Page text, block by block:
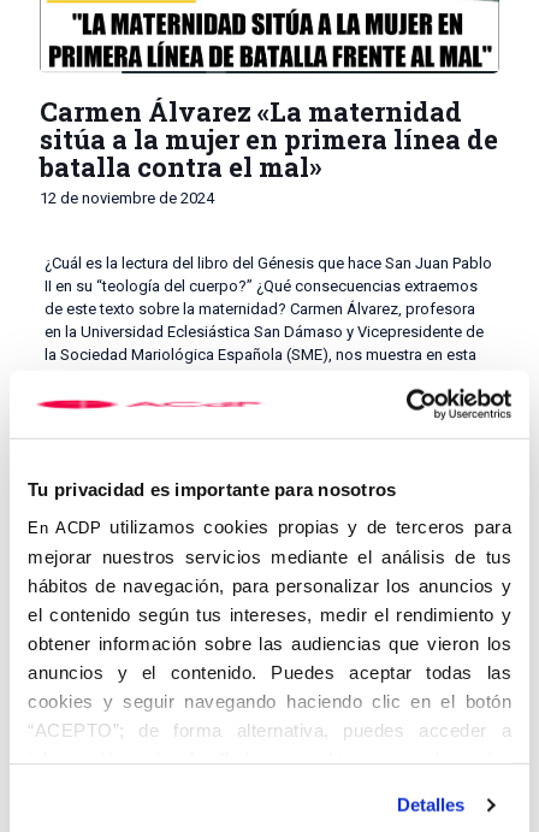
Tu privacidad es importante para nosotros
En ACDP utilizamos cookies propias y de terceros para
mejorar nuestros servicios mediante el análisis de tus
hábitos de navegación, para personalizar los anuncios y
el contenido según tus intereses, medir el rendimiento y
obtener información sobre las audiencias que vieron los
anuncios y el contenido. Puedes aceptar todas las
cookies y seguir navegando haciendo clic en el botón
“ACEPTO”; de forma alternativa, puedes acceder a
información más detallada y cambiar tus preferencias
en el botón "Personalizar". Para más información puedes
Detalles
Carmen Álvarez «La maternidad
sitúa a la mujer en primera línea de
batalla contra el mal»
12 de noviembre de 2024
¿Cuál es la lectura del libro del Génesis que hace San Juan Pablo
II en su “teología del cuerpo?” ¿Qué consecuencias extraemos
de este texto sobre la maternidad? Carmen Álvarez, profesora
en la Universidad Eclesiástica San Dámaso y Vicepresidente de
la Sociedad Mariológica Española (SME), nos muestra en esta
la maternidad, como una fuente de vida frente a la cultura de la
#efectoavestruz
EL EFECTO AVESTRUZ
desafío de frente? Dicen que a los avestruces les tira la primera